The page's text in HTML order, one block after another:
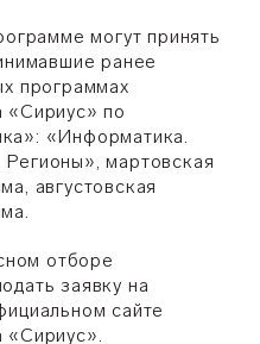
могут принять
ранее
программах
«Сириус» по
«Информатика.
мартовская
августовская
отборе
заявку на
сайте
«Сириус».